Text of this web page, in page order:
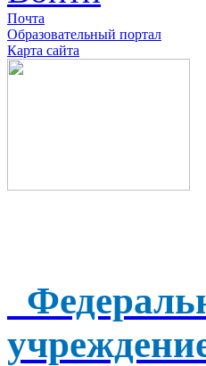
Почта
Образовательный портал
Карта сайта